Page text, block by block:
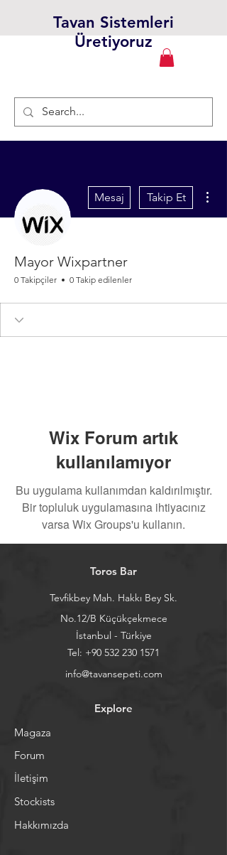
Tavan Sistemleri
Üretiyoruz
Mesaj Takip Et
Mayor Wixpartner
0 Takipçiler 0 Takip edilenler
Wix Forum artık
kullanılamıyor
Bu uygulama kullanımdan kaldırılmıştır.
Bir topluluk uygulamasına ihtiyacınız
varsa Wix Groups'u kullanın.
Toros Bar
Tevfikbey Mah. Hakkı Bey Sk.
No.12/B Küçükçekmece
İstanbul - Türkiye
Tel: +90 532 230 1571
info@tavansepeti.com
Explore
Magaza
Forum
İletişim
Stockists
Hakkımızda